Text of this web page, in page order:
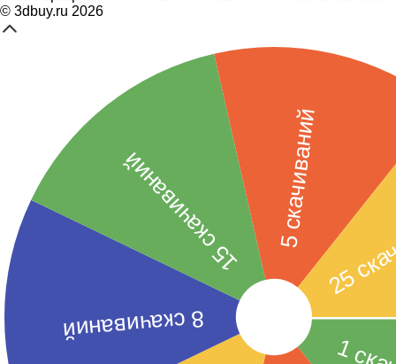
© 3dbuy.ru 2026